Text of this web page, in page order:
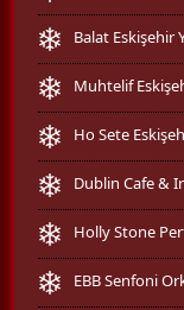
Balat Eskişehir
Muhtelif
Ho Sete
Dublin Cafe &
Holly Stone
EBB Senfoni